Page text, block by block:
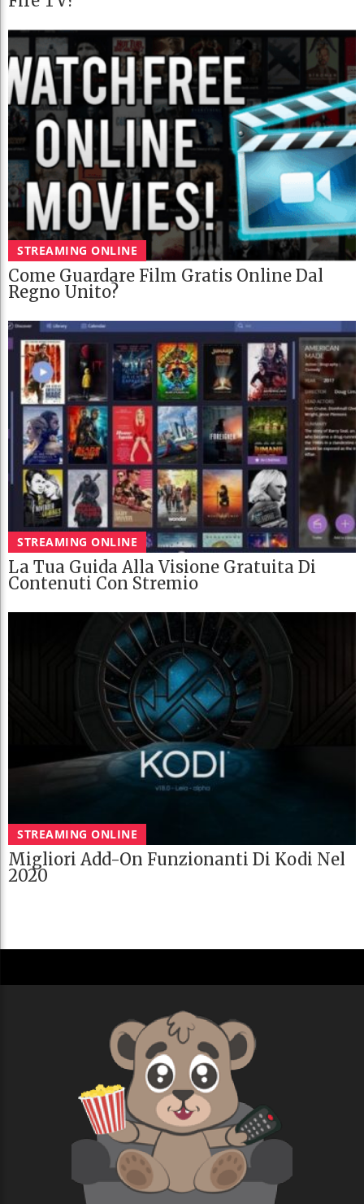
STREAMING ONLINE
Come Guardare Film Gratis Online Dal
Regno Unito?
STREAMING ONLINE
La Tua Guida Alla Visione Gratuita Di
Contenuti Con Stremio
STREAMING ONLINE
Migliori Add-On Funzionanti Di Kodi Nel
2020